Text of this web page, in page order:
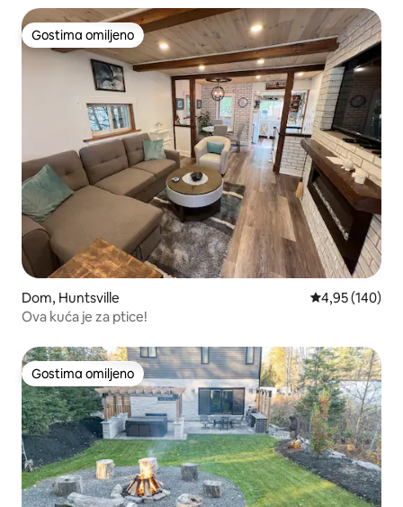
Gostima omiljeno
Gostima omiljeno
Dom, Huntsville Prosečna
4,95 (140)
Ova kuća je za ptice!
Gostima omiljeno
Gostima omiljeno